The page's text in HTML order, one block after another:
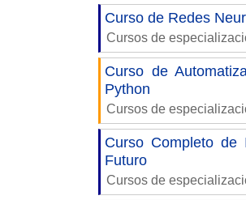
Curso de Redes
Cursos de
Curso de
Python
Cursos de
Curso Completo
Futuro
Cursos de